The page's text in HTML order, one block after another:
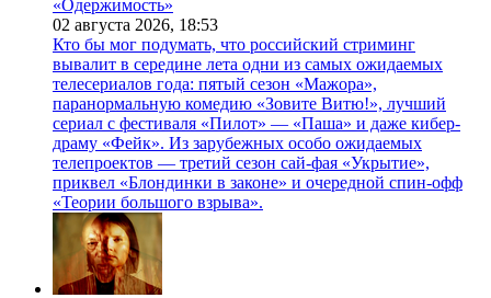
«Одержимость»
02 августа 2026, 18:53
Кто бы мог подумать, что российский стриминг
вывалит в середине лета одни из самых ожидаемых
телесериалов года: пятый сезон «Мажора»,
паранормальную комедию «Зовите Витю!», лучший
сериал с фестиваля «Пилот» — «Паша» и даже кибер-
драму «Фейк». Из зарубежных особо ожидаемых
телепроектов — третий сезон сай-фая «Укрытие»,
приквел «Блондинки в законе» и очередной спин-офф
«Теории большого взрыва».